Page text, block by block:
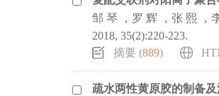
邹 琴 ，罗 辉 ，张 熙 ，
2018, 35(2):220-223.
摘要 (889)
疏水两性黄原胶的制备